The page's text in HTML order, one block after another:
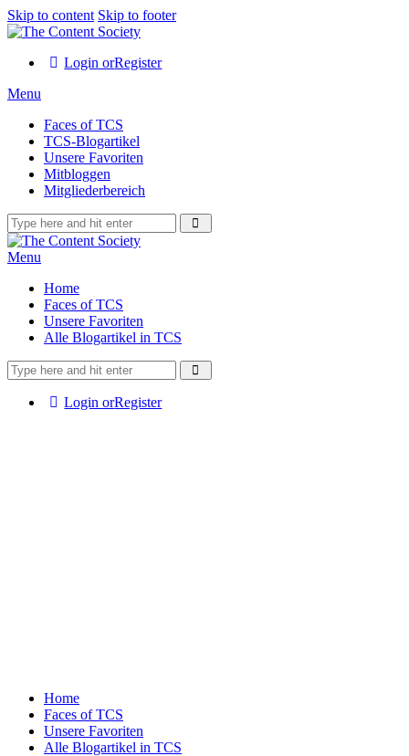
Skip to content Skip to footer
Login orRegister
Menu
Faces of TCS
TCS-Blogartikel
Unsere Favoriten
Mitbloggen
Mitgliederbereich
Menu
Home
Faces of TCS
Unsere Favoriten
Alle Blogartikel in TCS
Login orRegister
Home
Faces of TCS
Unsere Favoriten
Alle Blogartikel in TCS